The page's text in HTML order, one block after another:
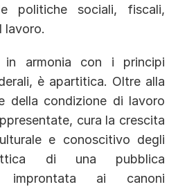
politiche sociali, fiscali,
lavoro.
in armonia con i principi
è apartitica. Oltre alla
della condizione di lavoro
cura la crescita
e conoscitivo degli
di una pubblica
improntata ai canoni